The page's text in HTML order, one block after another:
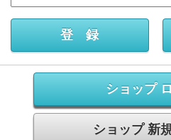
ショップ
ショップ 新